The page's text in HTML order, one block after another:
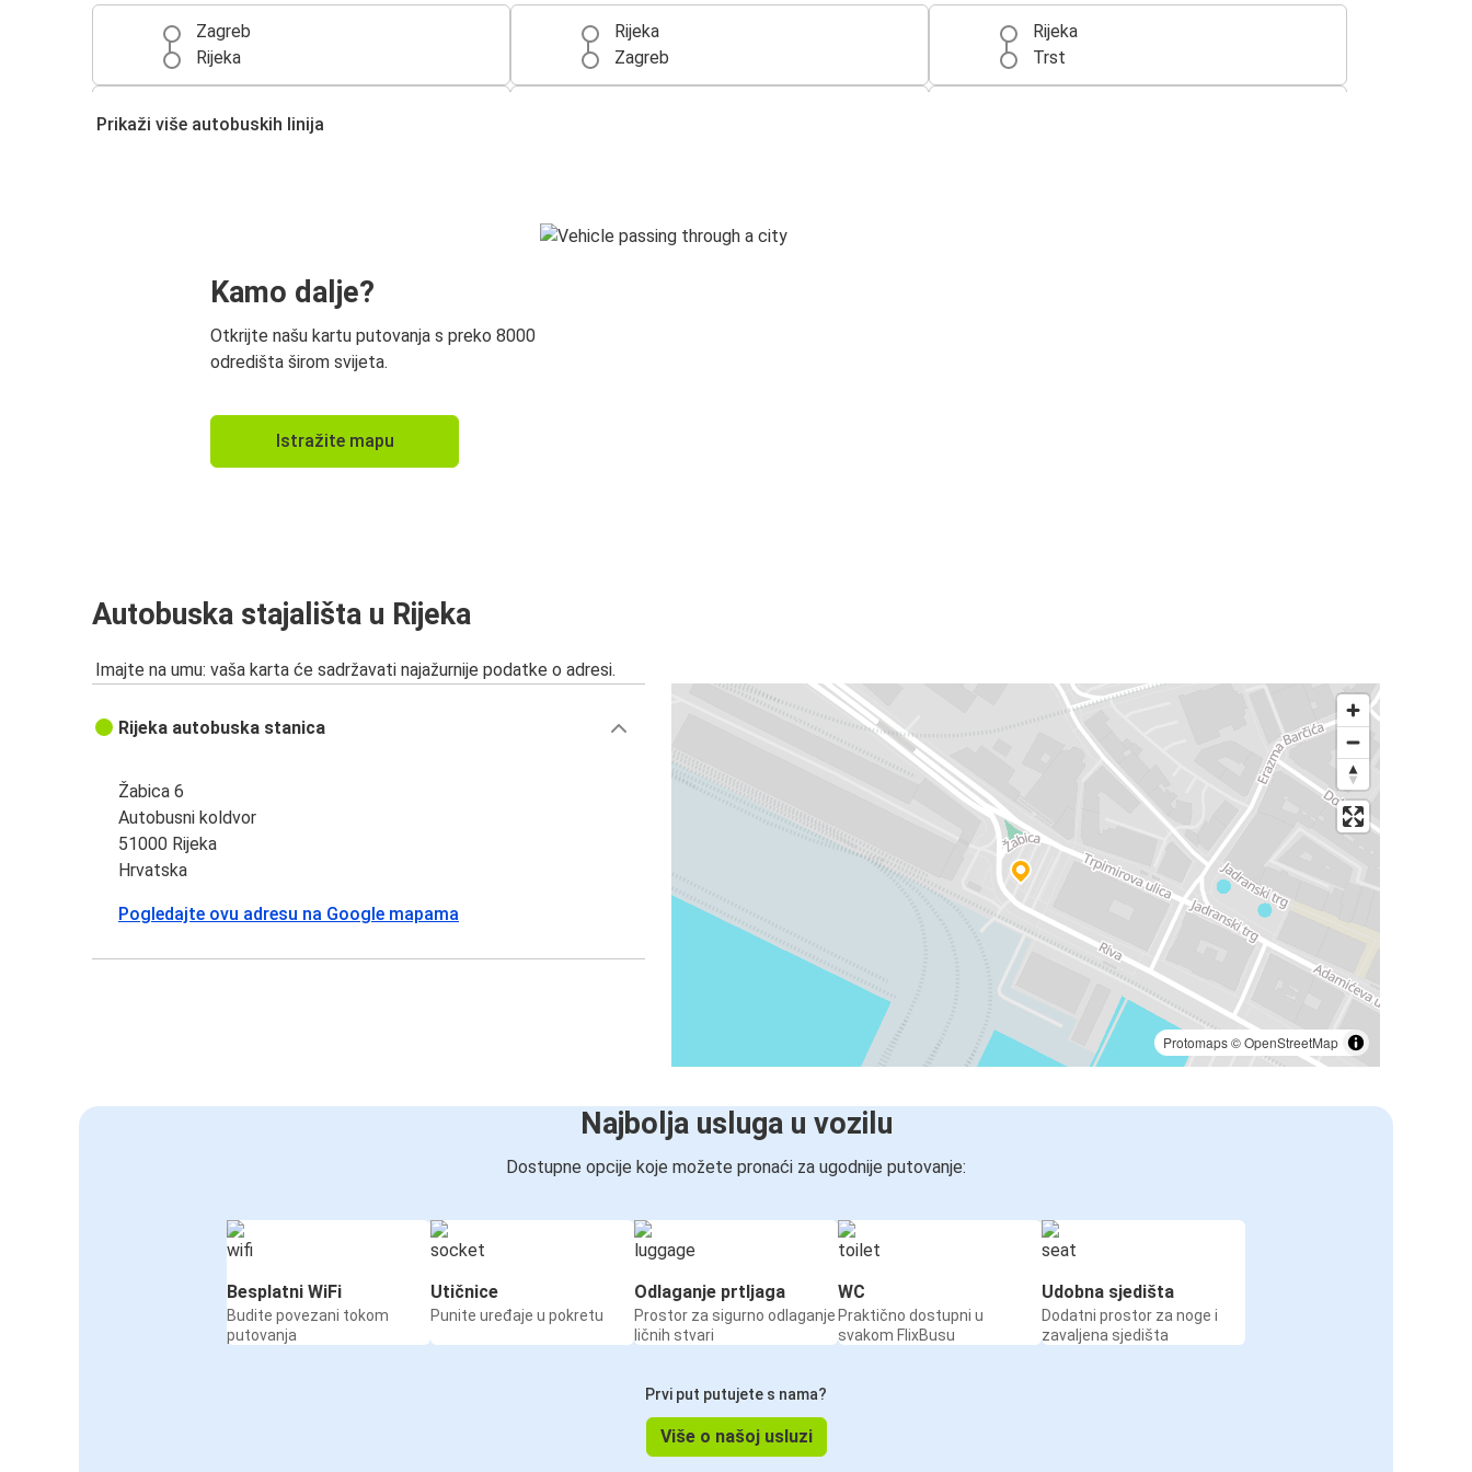
Zagreb
Rijeka
Rijeka
Zagreb
Rijeka
Trst
Zenica
Busovača
Prikaži više autobuskih linija
Kamo dalje?
Otkrijte našu kartu putovanja s preko 8000
odredišta širom svijeta.
Istražite mapu
Autobuska stajališta u Rijeka
Imajte na umu: vaša karta će sadržavati najažurnije podatke o adresi.
Protomaps©OpenStreetMap
Rijeka autobuska stanica
Žabica 6
Autobusni koldvor
51000 Rijeka
Hrvatska
Pogledajte ovu adresu na Google mapama
Najbolja usluga u vozilu
Dostupne opcije koje možete pronaći za ugodnije putovanje:
Besplatni WiFi
Budite povezani tokom
putovanja
Utičnice
Punite uređaje u pokretu
Odlaganje prtljaga
Prostor za sigurno odlaganje
ličnih stvari
WC
Praktično dostupni u
svakom FlixBusu
Udobna sjedišta
Dodatni prostor za noge i
zavaljena sjedišta
Prvi put putujete s nama?
Više o našoj usluzi